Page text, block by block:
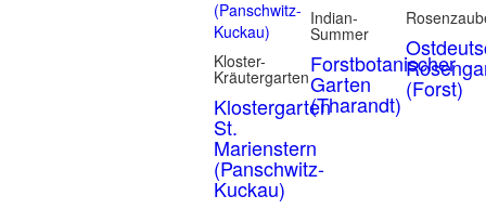
Kloster-
Kräutergarten
Klostergarten
St.
Marienstern
(Panschwitz-
Kuckau)
Indian-
Summer
Forstbotanischer
Garten
(Tharandt)
(Forst)